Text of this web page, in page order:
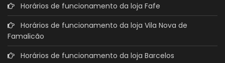
Horários de funcionamento da loja Fafe
Horários de funcionamento da loja Vila Nova de
Famalicão
Horários de funcionamento da loja Barcelos